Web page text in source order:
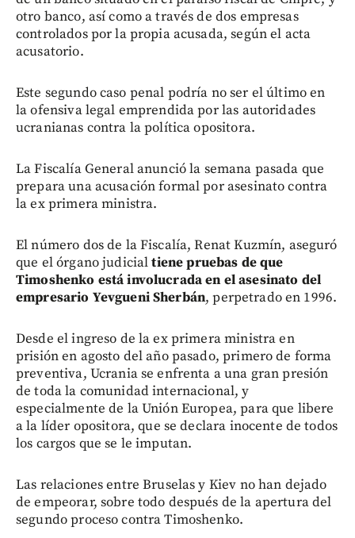
otro banco, así como a través de dos empresas
controlados por la propia acusada, según el acta
acusatorio.
Este segundo caso penal podría no ser el último en
la ofensiva legal emprendida por las autoridades
ucranianas contra la política opositora.
La Fiscalía General anunció la semana pasada que
prepara una acusación formal por asesinato contra
la ex primera ministra.
El número dos de la Fiscalía, Renat Kuzmín, aseguró
que el órgano judicialtiene pruebas de que
Timoshenko está involucrada en el asesinato del
empresario Yevgueni Sherbán, perpetrado en 1996.
Desde el ingreso de la ex primera ministra en
prisión en agosto del año pasado, primero de forma
preventiva, Ucrania se enfrenta a una gran presión
de toda la comunidad internacional, y
especialmente de la Unión Europea, para que libere
a la líder opositora, que se declara inocente de todos
los cargos que se le imputan.
Las relaciones entre Bruselas y Kiev no han dejado
de empeorar, sobre todo después de la apertura del
segundo proceso contra Timoshenko.